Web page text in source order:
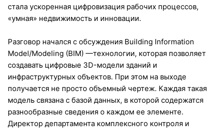
стала ускоренная цифровизация рабочих процессов,
«умная» недвижимость и инновации.
Разговор начался с обсуждения Building Information
Model/Modeling (BIM) —технологии, которая позволяет
создавать цифровые 3D-модели зданий и
инфраструктурных объектов. При этом на выходе
получается не просто объемный чертеж. Каждая такая
модель связана с базой данных, в которой содержатся
разнообразные сведения о каждом ее элементе.
Директор департамента комплексного контроля и